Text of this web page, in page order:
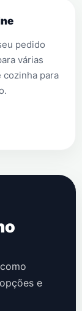
pedido
várias
cozinha para
e